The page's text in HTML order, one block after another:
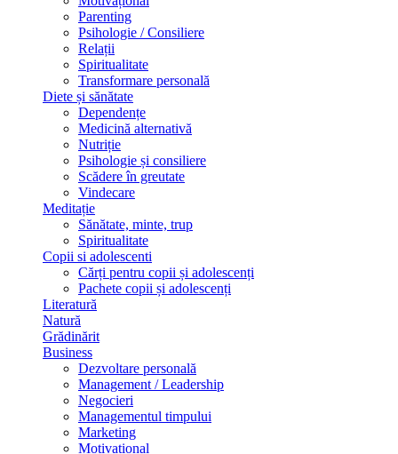
Parenting
Psihologie / Consiliere
Relații
Spiritualitate
Transformare personală
Diete și sănătate
Dependențe
Medicină alternativă
Nutriție
Psihologie și consiliere
Scădere în greutate
Vindecare
Meditație
Sănătate, minte, trup
Spiritualitate
Copii si adolescenti
Cărți pentru copii și adolescenți
Pachete copii și adolescenți
Literatură
Natură
Grădinărit
Business
Dezvoltare personală
Management / Leadership
Negocieri
Managementul timpului
Marketing
Motivațional